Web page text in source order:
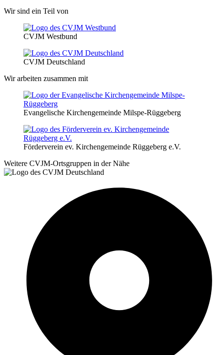
Wir sind ein Teil von
CVJM Westbund
CVJM Deutschland
Wir arbeiten zusammen mit
Evangelische Kirchengemeinde Milspe-Rüggeberg
Förderverein ev. Kirchengemeinde Rüggeberg e.V.
Weitere CVJM-Ortsgruppen in der Nähe